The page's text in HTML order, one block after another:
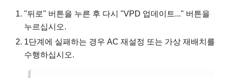
"뒤로" 버튼을 누른 후 다시 "VPD 업데이트..." 버튼을
누르십시오.
1단계에 실패하는 경우 AC 재설정 또는 가상 재배치를
수행하십시오.